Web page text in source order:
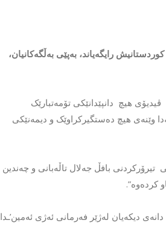
رایگەیاند، بەپێی بەڵگەکانیان،
هیچ دانپێدانێکی تۆمەتبارێک
وێنەی هیچ دەستگیرکراوێک و دیمەنێکی
تیرۆرکردنی بافڵ جەلال تاڵەبانی و چەندین
کردەوە”.
دیکەیان لەژێر فەرمانی ئەژی ئەمین’ـدا